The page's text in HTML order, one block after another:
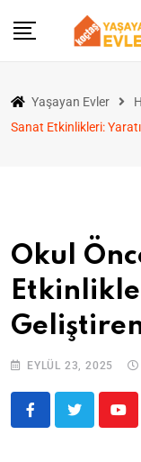
Yaşayan Evler
Sanat Etkinlikleri:
Okul
EYLÜL 23, 2025